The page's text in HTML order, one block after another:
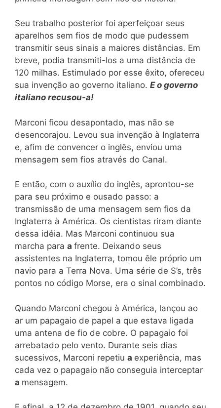
Seu trabalho posterior foi aperfeiçoar seus
aparelhos sem fios de modo que pudessem
transmitir seus sinais a maiores distâncias. Em
breve, podia transmiti-los a uma distância de
120 milhas. Estimulado por esse êxito, ofereceu
sua invenção ao governo italiano. E o governo
italiano recusou-a!
Marconi ficou desapontado, mas não se
desencorajou. Levou sua invenção à Inglaterra
e, afim de convencer o inglês, enviou uma
mensagem sem fios através do Canal.
E então, com o auxílio do inglês, aprontou-se
para seu próximo e ousado passo: a
transmissão de uma mensagem sem fios da
Inglaterra à América. Os cientistas riram diante
dessa idéia. Mas Marconi continuou sua
marcha para a frente. Deixando seus
assistentes na Inglaterra, tomou êle próprio um
navio para a Terra Nova. Uma série de S’s, três
pontos no código Morse, era o sinal combinado.
Quando Marconi chegou à América, lançou ao
ar um papagaio de papel a que estava ligada
uma antena de fio de cobre. O papagaio foi
arrebatado pelo vento. Durante seis dias
sucessivos, Marconi repetiu a experiência, mas
cada vez o papagaio não conseguia interceptar
a mensagem.